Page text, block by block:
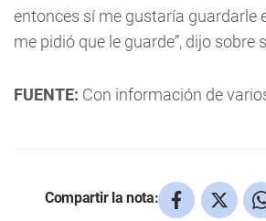
entonces sí me gustaría guardarle
me pidió que le guarde”, dijo sobre
FUENTE: Con información de
Compartir la nota: